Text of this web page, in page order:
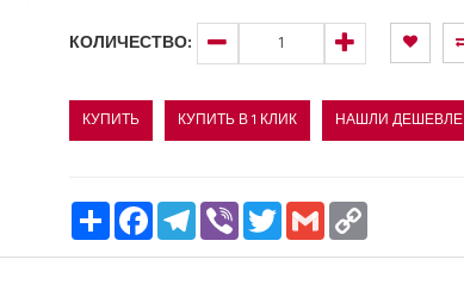
КОЛИЧЕСТВО:
КУПИТЬ КУПИТЬ В 1 КЛИК НАШЛИ ДЕШЕВЛЕ
РесурсFacebookTelegram
ViberTwitterGmailCopy
Link